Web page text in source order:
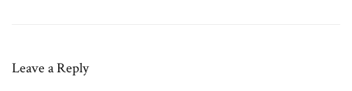
Leave a Reply